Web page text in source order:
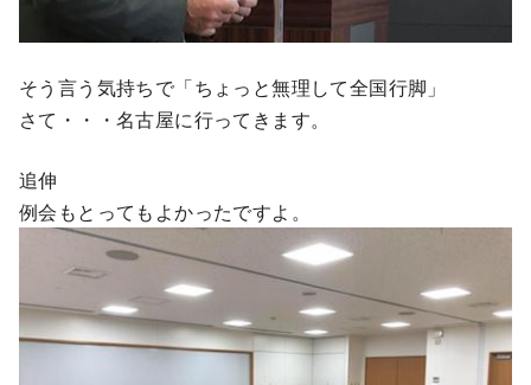
そう言う気持ちで「ちょっと無理して全国行脚」
さて・・・名古屋に行ってきます。
追伸
例会もとってもよかったですよ。